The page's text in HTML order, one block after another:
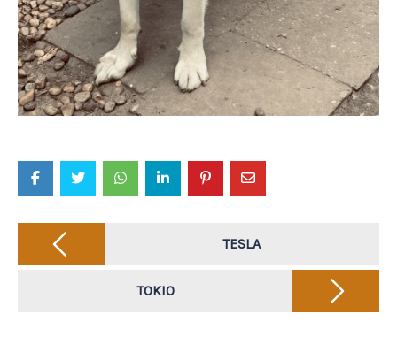
Post
navigation TESLA
TOKIO